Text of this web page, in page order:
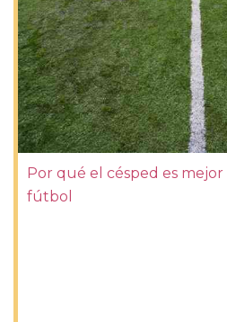
Por qué el césped es
fútbol